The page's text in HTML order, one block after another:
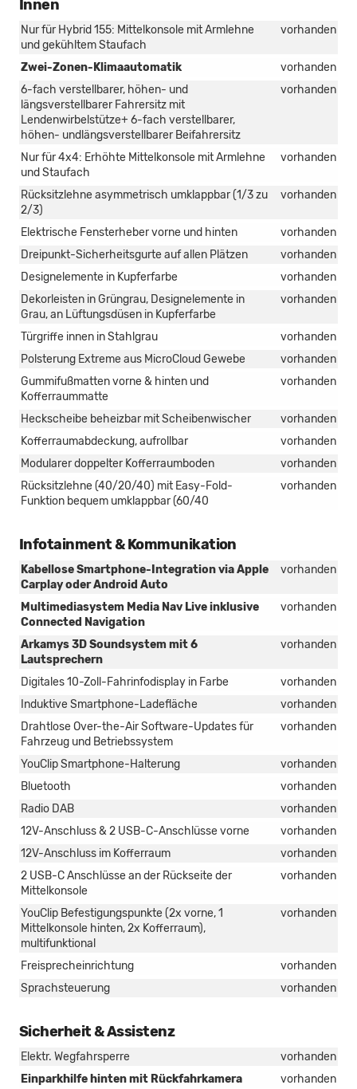
Innen
Nur für Hybrid 155: Mittelkonsole mit Armlehne
und gekühltem Staufach
vorhanden
Zwei-Zonen-Klimaautomatik
vorhanden
6-fach verstellbarer, höhen- und
längsverstellbarer Fahrersitz mit
Lendenwirbelstütze+ 6-fach verstellbarer,
höhen- undlängsverstellbarer Beifahrersitz
vorhanden
Nur für 4x4: Erhöhte Mittelkonsole mit Armlehne
und Staufach
vorhanden
Rücksitzlehne asymmetrisch umklappbar (1/3 zu
2/3)
vorhanden
Elektrische Fensterheber vorne und hinten
vorhanden
Dreipunkt-Sicherheitsgurte auf allen Plätzen
vorhanden
Designelemente in Kupferfarbe
vorhanden
Dekorleisten in Grüngrau, Designelemente in
Grau, an Lüftungsdüsen in Kupferfarbe
vorhanden
Türgriffe innen in Stahlgrau
vorhanden
Polsterung Extreme aus MicroCloud Gewebe
vorhanden
Gummifußmatten vorne & hinten und
Kofferraummatte
vorhanden
Heckscheibe beheizbar mit Scheibenwischer
vorhanden
Kofferraumabdeckung, aufrollbar
vorhanden
Modularer doppelter Kofferraumboden
vorhanden
Rücksitzlehne (40/20/40) mit Easy-Fold-
Funktion bequem umklappbar (60/40
vorhanden
Infotainment & Kommunikation
Kabellose Smartphone-Integration via Apple
Carplay oder Android Auto
vorhanden
Multimediasystem Media Nav Live inklusive
Connected Navigation
vorhanden
Arkamys 3D Soundsystem mit 6
Lautsprechern
vorhanden
Digitales 10-Zoll-Fahrinfodisplay in Farbe
vorhanden
Induktive Smartphone-Ladefläche
vorhanden
Drahtlose Over-the-Air Software-Updates für
Fahrzeug und Betriebssystem
vorhanden
YouClip Smartphone-Halterung
vorhanden
Bluetooth
vorhanden
Radio DAB
vorhanden
12V-Anschluss & 2 USB-C-Anschlüsse vorne
vorhanden
12V-Anschluss im Kofferraum
vorhanden
2 USB-C Anschlüsse an der Rückseite der
Mittelkonsole
vorhanden
YouClip Befestigungspunkte (2x vorne, 1
Mittelkonsole hinten, 2x Kofferraum),
multifunktional
vorhanden
Freisprecheinrichtung
vorhanden
Sprachsteuerung
vorhanden
Sicherheit & Assistenz
Elektr. Wegfahrsperre
vorhanden
Einparkhilfe hinten mit Rückfahrkamera
vorhanden